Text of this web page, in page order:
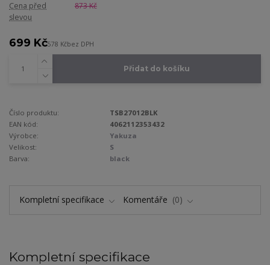
Cena před
slevou
873 Kč
699 Kč578 Kčbez DPH
Přidat do košíku
Číslo produktu:
TSB27012BLK
EAN kód:
4062112353432
Výrobce:
Yakuza
Velikost:
S
Barva:
black
Kompletní specifikace Komentáře 0
Kompletní specifikace